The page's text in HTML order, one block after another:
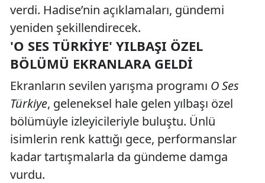
verdi. Hadise’nin açıklamaları, gündemi
yeniden şekillendirecek.
'O SES TÜRKIYE' YILBAŞI ÖZEL
BÖLÜMÜ EKRANLARA GELDI
Ekranların sevilen yarışma programı O Ses
Türkiye, geleneksel hale gelen yılbaşı özel
bölümüyle izleyicileriyle buluştu. Ünlü
isimlerin renk kattığı gece, performanslar
kadar tartışmalarla da gündeme damga
vurdu.